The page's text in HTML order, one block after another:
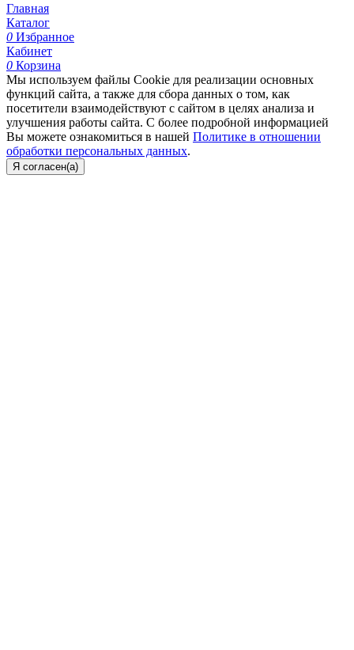
Главная
Каталог
0 Избранное
Кабинет
0 Корзина
Мы используем файлы Cookie для реализации основных
функций сайта, а также для сбора данных о том, как
посетители взаимодействуют с сайтом в целях анализа и
улучшения работы сайта. С более подробной информацией
Вы можете ознакомиться в нашей Политике в отношении
обработки персональных данных.
Я согласен(а)